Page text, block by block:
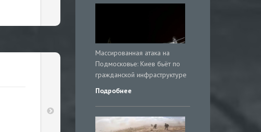
Массированная атака на
Подмосковье: Киев бьёт по
гражданской инфраструктуре
Подробнее